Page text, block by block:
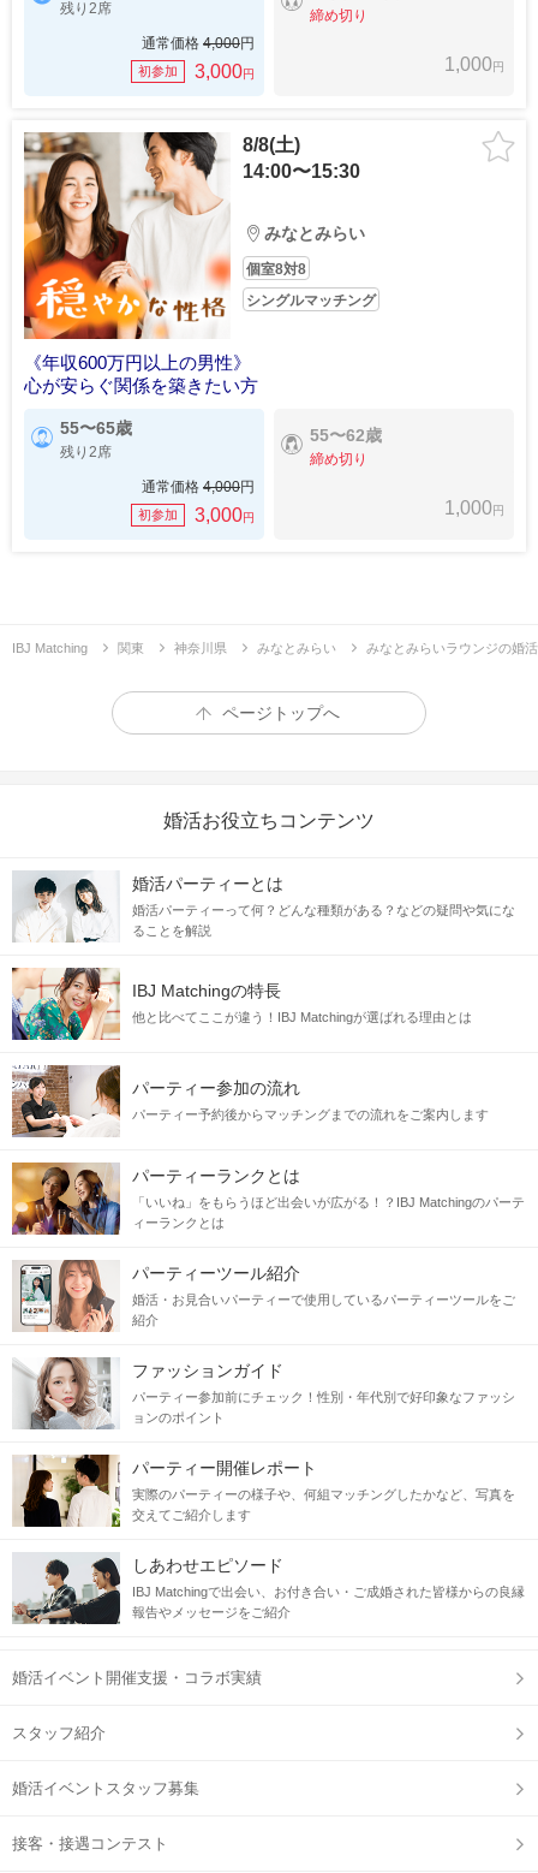
残り2席
通常価格 4,000円
初参加 3,000円
締め切り
1,000円
8/8(土)
14:00〜15:30
みなとみらい
個室8対8
シングルマッチング
《年収600万円以上の男性》
心が安らぐ関係を築きたい方
55〜65歳
残り2席
通常価格 4,000円
初参加 3,000円
55〜62歳
締め切り
1,000円
IBJ Matching 関東 神奈川県 みなとみらい みなとみらいラウンジの婚
ページトップへ
婚活お役立ちコンテンツ
婚活パーティーとは
婚活パーティーって何？どんな種類がある？などの疑問や気にな
ることを解説
IBJ Matchingの特長
他と比べてここが違う！IBJ Matchingが選ばれる理由とは
パーティー参加の流れ
パーティー予約後からマッチングまでの流れをご案内します
パーティーランクとは
「いいね」をもらうほど出会いが広がる！？IBJ Matchingのパーテ
ィーランクとは
パーティーツール紹介
婚活・お見合いパーティーで使用しているパーティーツールをご
紹介
ファッションガイド
パーティー参加前にチェック！性別・年代別で好印象なファッシ
ョンのポイント
パーティー開催レポート
実際のパーティーの様子や、何組マッチングしたかなど、写真を
交えてご紹介します
しあわせエピソード
IBJ Matchingで出会い、お付き合い・ご成婚された皆様からの良縁
報告やメッセージをご紹介
婚活イベント開催支援・コラボ実績
スタッフ紹介
婚活イベントスタッフ募集
接客・接遇コンテスト